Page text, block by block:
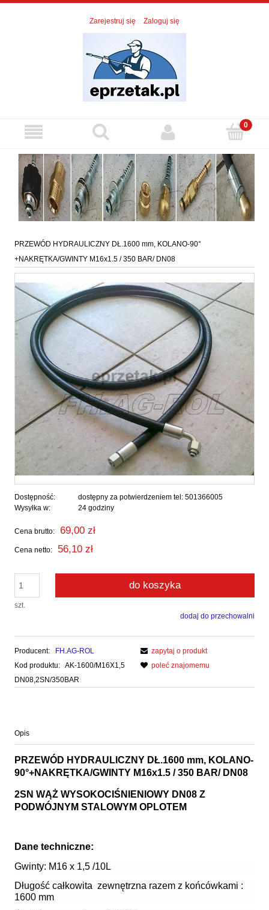
Zarejestruj się Zaloguj się
PRZEWÓD HYDRAULICZNY DŁ.1600 mm, KOLANO-90°
+NAKRĘTKA/GWINTY M16x1.5 / 350 BAR/ DN08
Dostępność:
dostępny za potwierdzeniem tel: 501366005
Wysyłka w:
24 godziny
Cena brutto: 69,00 zł
Cena netto: 56,10 zł
szt.
do koszyka
dodaj do przechowalni
Producent:
FH.AG-ROL
Kod produktu: AK-1600/M16X1,5
DN08,2SN/350BAR
zapytaj o produkt
poleć znajomemu
Opis
PRZEWÓD HYDRAULICZNY DŁ.1600 mm, KOLANO-
90°+NAKRĘTKA/GWINTY M16x1.5 / 350 BAR/ DN08
2SN WĄŻ WYSOKOCIŚNIENIOWY DN08 Z
PODWÓJNYM STALOWYM OPLOTEM
Dane techniczne:
Gwinty: M16 x 1,5 /10L
Długość całkowita zewnętrzna razem z końcówkami :
1600 mm